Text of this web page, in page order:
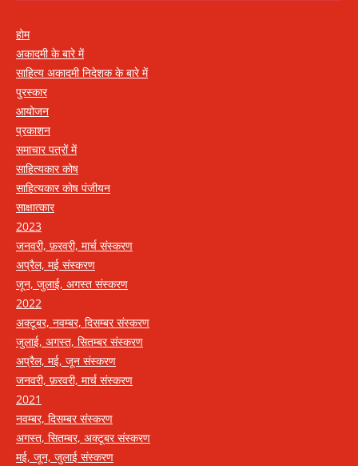
होम
अकादमी के बारे में
साहित्य अकादमी निदेशक के बारे में
पुरस्कार
आयोजन
प्रकाशन
समाचार पत्रों में
साहित्यकार कोष
साहित्यकार कोष पंजीयन
साक्षात्कार
2023
जनवरी, फ़रवरी, मार्च संस्करण
अप्रैल, मई संस्करण
जून, जुलाई, अगस्त संस्करण
2022
अक्टूबर, नवम्बर, दिसम्बर संस्करण
जुलाई, अगस्त, सितम्बर संस्करण
अप्रैल, मई, जून संस्करण
जनवरी, फ़रवरी, मार्च संस्करण
2021
नवम्बर, दिसम्बर संस्करण
अगस्त, सितम्बर, अक्टूबर संस्करण
मई, जून, जुलाई संस्करण